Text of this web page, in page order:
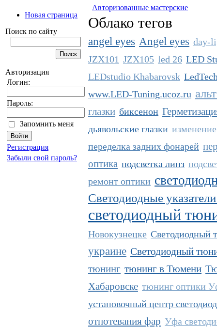
Новая страница
Поиск по сайту
Авторизация
Логин:
Пароль:
Запомнить меня
Регистрация
Забыли свой пароль?
Авторизованные мастерские
Облако тегов
angel eyes Angel eyes day-
JZX101 JZX105 led 26 LED
LEDstudio Khabarovsk
www.LED-Tuning.ucoz.ru
глазки биксенон
дьявольские глазки
переделка задних фонарей
оптика подсветка линз
ремонт оптики
Светодиодные
светодиодный
Новокузнецке Светодиодный
украине Светодиодный
тюнинг тюнинг в Тюмени
Хабаровске тюнинг оптики
установочный центр
отпотевания фар Уфа